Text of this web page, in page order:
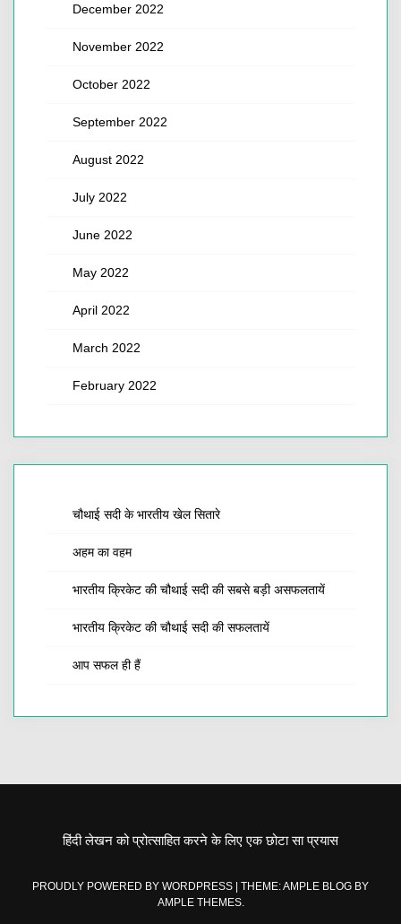
December 2022
November 2022
October 2022
September 2022
August 2022
July 2022
June 2022
May 2022
April 2022
March 2022
February 2022
चौथाई सदी के भारतीय खेल सितारे
अहम का वहम
भारतीय क्रिकेट की चौथाई सदी की सबसे बड़ी असफलतायें
भारतीय क्रिकेट की चौथाई सदी की सफलतायें
आप सफल ही हैं
हिंदी लेखन को प्रोत्साहित करने के लिए एक छोटा सा प्रयास
PROUDLY POWERED BY WORDPRESS
THEME: AMPLE BLOG BY
AMPLE THEMES.